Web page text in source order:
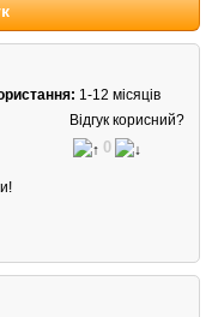
1-12 місяців
Відгук корисний?
0